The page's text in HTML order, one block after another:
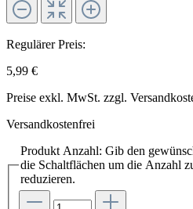
Regulärer Preis:
5,99 €
Preise exkl. MwSt. zzgl.
Versandkostenfrei
Produkt Anzahl: Gib den
die Schaltflächen um die Anzahl
reduzieren.